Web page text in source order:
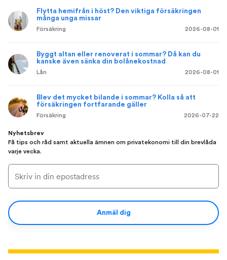
Flytta hemifrån i höst? Den viktiga försäkringen
många unga missar
Försäkring 2026-08-01
Byggt altan eller renoverat i sommar? Då kan du
kanske även sänka din bolånekostnad
Lån 2026-08-01
Blev det mycket bilande i sommar? Kolla så att
försäkringen fortfarande gäller
Försäkring 2026-07-22
Nyhetsbrev
Få tips och råd samt aktuella ämnen om privatekonomi till din brevlåda
varje vecka.
Anmäl dig